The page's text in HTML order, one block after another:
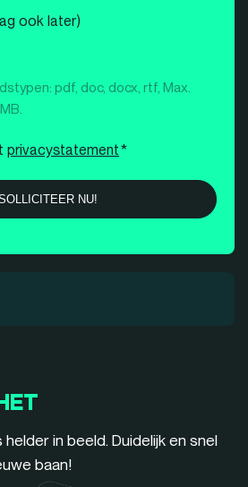
ook later)
pdf, doc, docx, rtf, Max.
privacystatement*
in beeld. Duidelijk en snel
baan!